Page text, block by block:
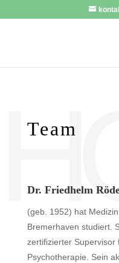
Team
Dr. Friedhelm
(geb. 1952) hat
Bremerhaven studiert.
zertifizierter Supervisor
Psychotherapie. Sein